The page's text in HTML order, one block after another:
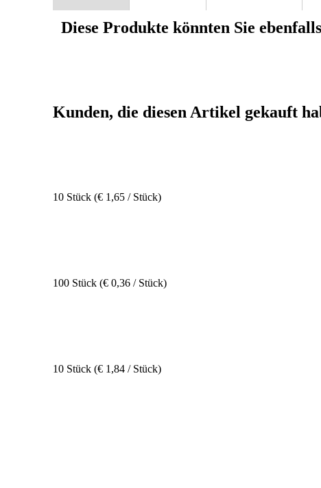
Diese Produkte könnten Sie
Kunden, die diesen Artikel gekauft
10 Stück (€ 1,65 / Stück)
100 Stück (€ 0,36 / Stück)
10 Stück (€ 1,84 / Stück)